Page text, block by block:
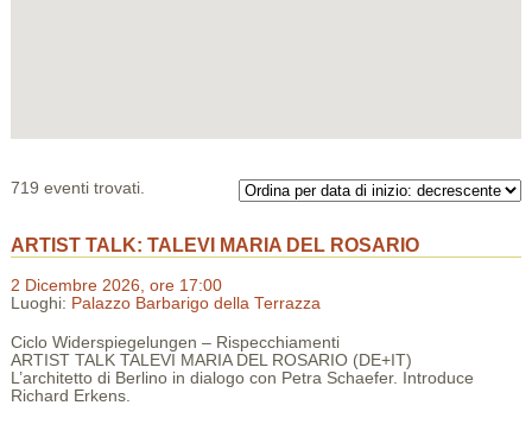
719 eventi trovati.
ARTIST TALK: TALEVI MARIA DEL ROSARIO
2 Dicembre 2026, ore 17:00
Luoghi: Palazzo Barbarigo della Terrazza
Ciclo Widerspiegelungen – Rispecchiamenti
ARTIST TALK TALEVI MARIA DEL ROSARIO (DE+IT)
L’architetto di Berlino in dialogo con Petra Schaefer. Introduce
Richard Erkens.